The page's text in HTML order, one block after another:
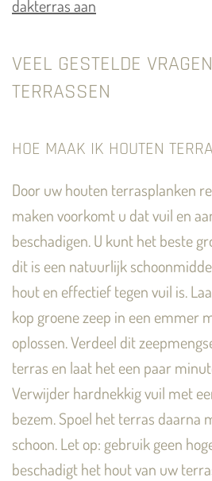
dakterras aan
VEEL GESTELDE
TERRASSEN
HOE MAAK IK HOUTEN
Door uw houten terrasplanken
maken voorkomt u dat vuil en
beschadigen. U kunt het beste
dit is een natuurlijk
hout en effectief tegen vuil is.
kop groene zeep in een emmer
oplossen. Verdeel dit
terras en laat het een paar
Verwijder hardnekkig vuil met
bezem. Spoel het terras daarna
schoon. Let op: gebruik geen
beschadigt het hout van uw